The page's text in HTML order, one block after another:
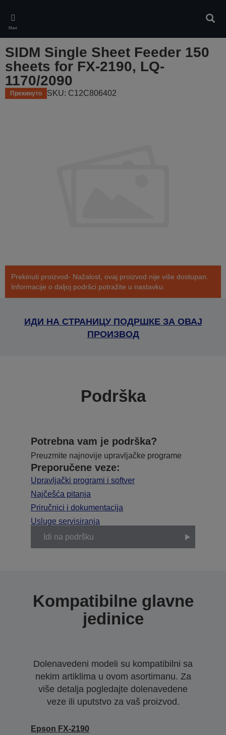
main
content
Meni
SIDM Single Sheet Feeder 150
sheets for FX-2190, LQ-
1170/2090
Прекинуто SKU: C12C806402
Prekinuti proizvod- Nažalost, ovaj proizvod nije više dostupan.
Informacije o daljoj podršci potražite u nastavku.
ИДИ НА СТРАНИЦУ ПОДРШКЕ ЗА ОВАЈ
ПРОИЗВОД
Podrška
Potrebna vam je podrška?
Preuzmite najnovije upravljačke programe
Preporučene veze:
Upravljački programi i softver
Najčešća pitanja
Priručnici i dokumentacija
Usluge servisiranja
Idi na podršku
Kompatibilne glavne
jedinice
Dolenavedeni modeli su kompatibilni sa
nekim artiklima u ovom asortimanu. Za
više detalja pogledajte dolenavedene
veze ili uputstvo za vaš proizvod.
Epson FX-2190